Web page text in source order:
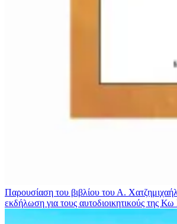
Παρουσίαση του βιβλίου του Α.
εκδήλωση για τους αυτοδιοικητικούς της Κω